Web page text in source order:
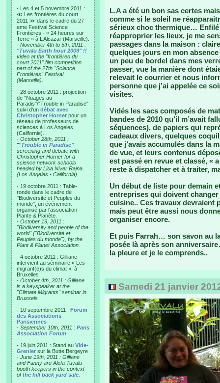
- Les 4 et 5 novembre 2011 :
≪ Les frontières du court
2011 ≫ dans le cadre du 27
eme Festival Science
Frontières - « 24 heures sur
Terre » à L’Alcazar (Marseille).
- November 4th to 5th, 2011 :
"Tuvalu Earth hour 2009" !!
video at the "frontières du
court 2011" film competition
part of the 27th "Science
Frontières" Festival
(Marseille).
- 28 octobre 2011 : projection
de "Nuages au
Paradis"/"Trouble in Paradise"
suivi d'un débat avec
Christopher Horner pour un
réseau de professeurs de
sciences à Los Angeles
(Californie).
- October 28th, 2011 :
""Trouble in Paradise"
screening and debate with
Christopher Horner for a
science network schools
headed by Lisa Niver Rajna.
(Los Angeles - California).
- 19 octobre 2011 : Table-
ronde dans le cadre de
"Biodiversité et Peuples du
monde", un événement
organisé par l'association
Plante & Planète.
- October 19, 2011 :
"Biodiversity and people of the
world" ("Biodiversité et
Peuples du monde"), by the
Plant & Planet Association.
- 4 octobre 2011 : Gilliane
intervient au séminaire « Les
migrant(e)s du climat », à
Bruxelles
- October 4th, 2011 : Gilliane
is a keyspeaker at the
"Climate Migrants" seminar in
Brussels
- 10 septembre 2011 : Forum
des Associations
Parisiennes
- September 10th, 2011 : Paris
Association Forum
- 19 juin 2011 : Stand au Vide-
Grenier sur la Butte Bergeyre
- June 19th, 2011 : Gilliane
and Fanny are Alofa Tuvalu
booth keepers in the context
ofthe hill back yard sale
L.A a été un bon sas certes
comme si le soleil ne
sérieux choc thermique… Enfilé
réapproprier les lieux, je me
passages dans la maison :
quelques jours en mon
un peu de bordel dans mes
passer, vue la manière dont
relevait le courrier et nous
personne que j’ai appelée ce
visites.
Vidés les sacs composés de
bandes de 2010 qu’il m’avait
séquences), de papiers qui
cadeaux divers, quelques
que j’avais accumulés dans la
de vue, et leurs contenus
est passé en revue et classé, «
reste à dispatcher et à traiter,
Un début de liste pour demain
entreprises qui doivent
cuisine.. Ces travaux devraient
mais peut être aussi nous
organiser encore.
Et puis Farrah… son savon au
posée là après son
la pleure et je le comprends..
Samedi 21 janvier